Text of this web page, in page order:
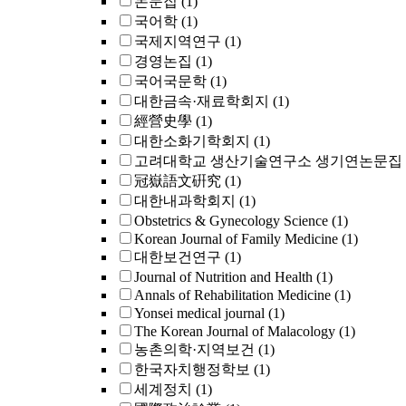
국어학 (1)
국제지역연구 (1)
경영논집 (1)
국어국문학 (1)
대한금속·재료학회지 (1)
經營史學 (1)
대한소화기학회지 (1)
고려대학교 생산기술연구소 생기연논문집
冠嶽語文硏究 (1)
대한내과학회지 (1)
Obstetrics & Gynecology Science (1)
Korean Journal of Family Medicine (1)
대한보건연구 (1)
Journal of Nutrition and Health (1)
Annals of Rehabilitation Medicine (1)
Yonsei medical journal (1)
The Korean Journal of Malacology (1)
농촌의학·지역보건 (1)
한국자치행정학보 (1)
세계정치 (1)